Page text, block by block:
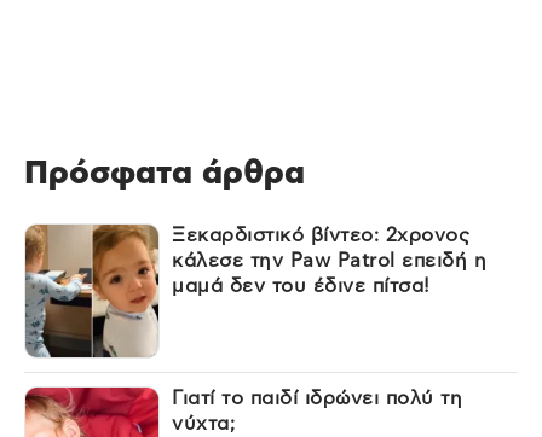
Πρόσφατα άρθρα
Ξεκαρδιστικό βίντεο: 2χρονος
κάλεσε την Paw Patrol επειδή η
μαμά δεν του έδινε πίτσα!
Γιατί το παιδί ιδρώνει πολύ τη
νύχτα;